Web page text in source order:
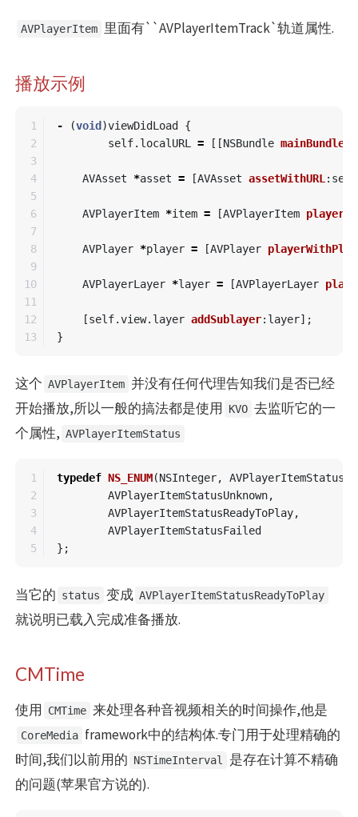
AVPlayerItem 里面有``AVPlayerItemTrack`轨道属性.
播放示例
1
2
3
4
5
6
7
8
9
10
11
12
- (void )viewDidLoad
{
self. localURL = [[NSBundle mainBundle
AVAsset *asset = [AVAsset assetWithURL : self
AVPlayerItem *item = [AVPlayerItem
AVPlayer *player = [AVPlayer
AVPlayerLayer *layer = [AVPlayerLayer
[self.view. layer addSublayer: layer];
}
这个 AVPlayerItem 并没有任何代理告知我们是否已经
开始播放,所以一般的搞法都是使用
KVO 去监听它的一
个属性, AVPlayerItemStatus
1
2
3
4
typedef NS_ENUM(NSInteger, AVPlayerItemStatus
AVPlayerItemStatusUnknown,
AVPlayerItemStatusReadyToPlay,
AVPlayerItemStatusFailed
};
当它的 status 变成 AVPlayerItemStatusReadyToPlay
就说明已载入完成准备播放.
CMTime
使用 CMTime 来处理各种音视频相关的时间操作,他是
CoreMedia framework中的结构体.专门用于处理精确的
时间,我们以前用的 NSTimeInterval
是存在计算不精确
的问题(苹果官方说的).